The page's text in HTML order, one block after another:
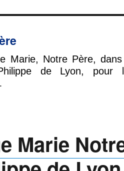
Marie, Notre Père,
de Lyon,
Marie